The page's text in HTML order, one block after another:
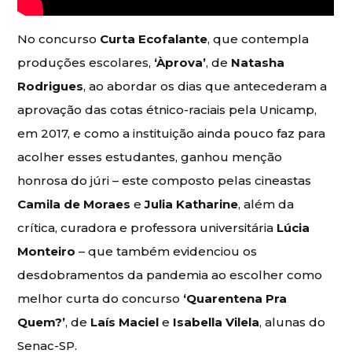
No concurso Curta Ecofalante, que contempla
produções escolares, ‘Àprova’, de Natasha
Rodrigues, ao abordar os dias que antecederam a
aprovação das cotas étnico-raciais pela Unicamp,
em 2017, e como a instituição ainda pouco faz para
acolher esses estudantes, ganhou menção
honrosa do júri – este composto pelas cineastas
Camila de Moraes eJulia Katharine, além da
crítica, curadora e professora universitária Lúcia
Monteiro – que também evidenciou os
desdobramentos da pandemia ao escolher como
melhor curta do concurso ‘Quarentena Pra
Quem?’, de Laís Maciel e Isabella Vilela, alunas do
Senac-SP.